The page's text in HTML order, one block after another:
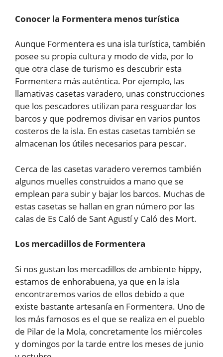
Conocer la Formentera menos turística
Aunque Formentera es una isla turística, también
posee su propia cultura y modo de vida, por lo
que otra clase de turismo es descubrir esta
Formentera más auténtica. Por ejemplo, las
llamativas casetas varadero, unas construcciones
que los pescadores utilizan para resguardar los
barcos y que podremos divisar en varios puntos
costeros de la isla. En estas casetas también se
almacenan los útiles necesarios para pescar.
Cerca de las casetas varadero veremos también
algunos muelles construidos a mano que se
emplean para subir y bajar los barcos. Muchas de
estas casetas se hallan en gran número por las
calas de Es Caló de Sant Agustí y Caló des Mort.
Los mercadillos de Formentera
Si nos gustan los mercadillos de ambiente hippy,
estamos de enhorabuena, ya que en la isla
encontraremos varios de ellos debido a que
existe bastante artesanía en Formentera. Uno de
los más famosos es el que se realiza en el pueblo
de Pilar de la Mola, concretamente los miércoles
y domingos por la tarde entre los meses de junio